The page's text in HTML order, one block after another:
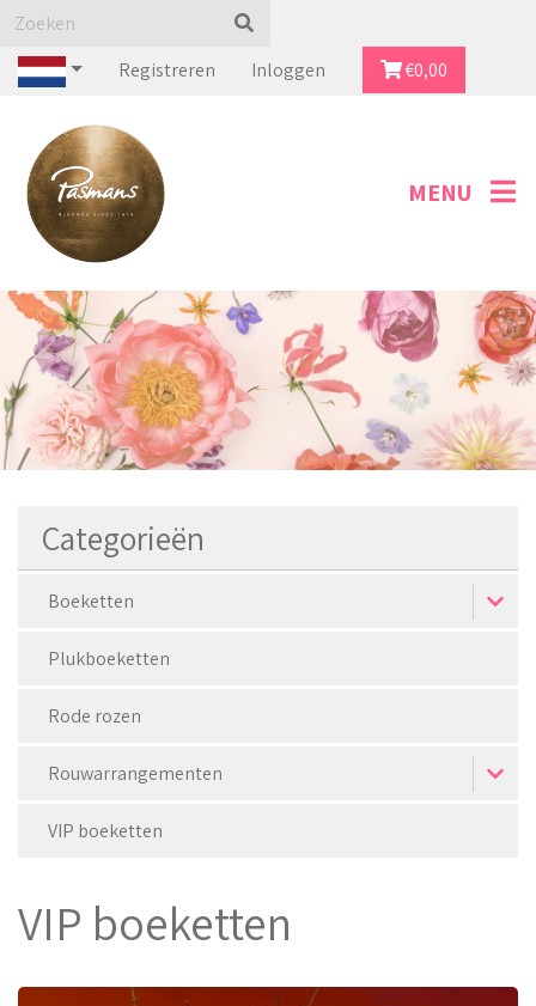
Registreren Inloggen €0,00
Categorieën
Boeketten
Plukboeketten
Rode rozen
Rouwarrangementen
VIP boeketten
VIP boeketten